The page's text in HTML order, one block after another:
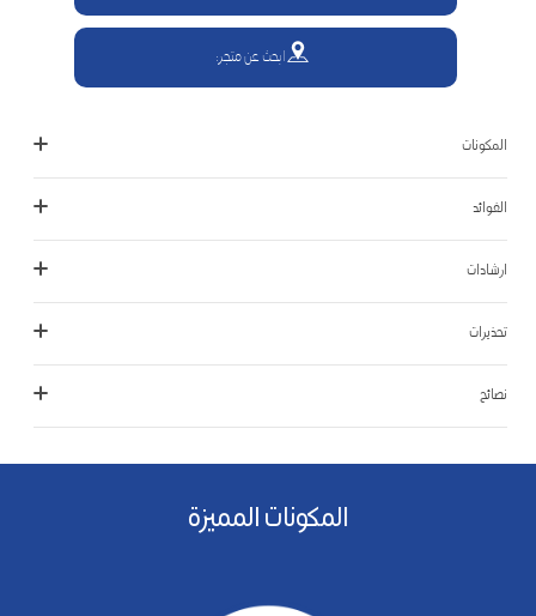
ابحث عن متجر:
المكونات
الفوائد
ارشادات
تحذيرات
نصائح
المكونات المميزة